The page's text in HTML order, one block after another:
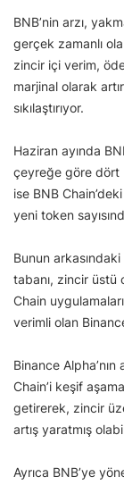
BNB’nin arzı,
gerçek zamanlı
zincir içi verim,
marjinal olarak
sıkılaştırıyor.
Haziran ayında
çeyreğe göre dört
ise BNB
yeni token
Bunun
tabanı, zincir üstü
Chain
verimli olan
Binance
Chain’i keşif
getirerek, zincir
artış yaratmış
Ayrıca BNB’ye